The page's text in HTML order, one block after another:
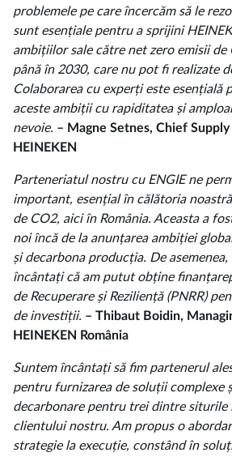
problemele pe care încercăm să le
sunt esențiale pentru a sprijini
ambițiilor sale către net zero emisii de
până în 2030, care nu pot fi realizate
Colaborarea cu experți este esențială
aceste ambiții cu rapiditatea și
nevoie. – Magne Setnes, Chief
HEINEKEN
Parteneriatul nostru cu ENGIE ne
important, esențial în călătoria
de CO2, aici în România. Aceasta a
noi încă de la anunțarea ambiției
și decarbona producția. De
încântați că am putut obține
de Recuperare și Reziliență (PNRR)
de investiții. – Thibaut Boidin,
HEINEKEN România
Suntem încântați să fim partenerul
pentru furnizarea de soluții complexe
decarbonare pentru trei dintre siturile
clientului nostru. Am propus o
strategie la execuție, constând în